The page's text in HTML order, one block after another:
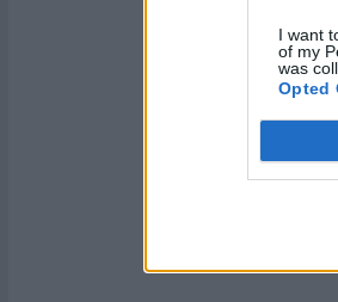
I want
of my
was
Opted